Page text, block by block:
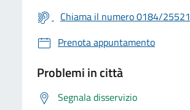
Chiama il numero 0184/25521
Prenota appuntamento
Problemi in città
Segnala disservizio